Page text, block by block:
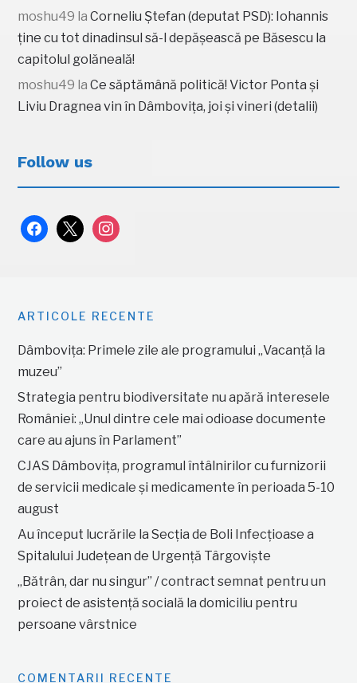
moshu49 laCorneliu Ștefan (deputat PSD): Iohannis
ține cu tot dinadinsul să-l depășească pe Băsescu la
capitolul golăneală!
moshu49 laCe săptămână politică! Victor Ponta și
Liviu Dragnea vin în Dâmbovița, joi și vineri (detalii)
Follow us
facebook
x instagram
ARTICOLE RECENTE
Dâmbovița: Primele zile ale programului „Vacanță la
muzeu”
Strategia pentru biodiversitate nu apără interesele
României: „Unul dintre cele mai odioase documente
care au ajuns în Parlament”
CJAS Dâmbovița, programul întâlnirilor cu furnizorii
de servicii medicale și medicamente în perioada 5-10
august
Au început lucrările la Secția de Boli Infecțioase a
Spitalului Județean de Urgență Târgoviște
„Bătrân, dar nu singur” / contract semnat pentru un
proiect de asistență socială la domiciliu pentru
persoane vârstnice
COMENTARII RECENTE